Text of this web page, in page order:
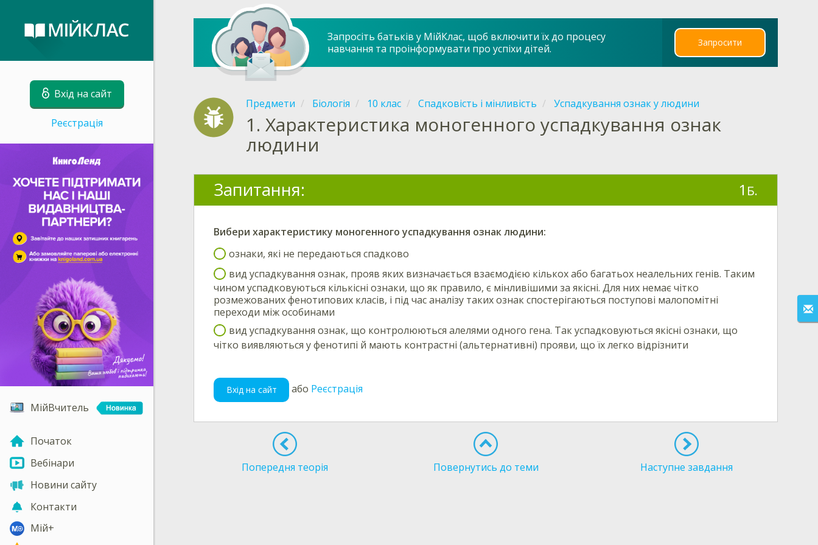
Вхід на сайт
Реєстрація
МійВчитель
Початок
Вебінари
Новини сайту
Контакти
Мій+
Запросіть батьків у МійКлас, щоб включити їх до процесу
навчання та проінформувати про успіхи дітей.
Запросити
Предмети Біологія 10 клас Спадковість і мінливість Успадкування ознак у людини
1. Характеристика моногенного успадкування ознак
людини
Запитання: 1 Б.
Вибери характеристику моногенногоуспадкування ознак людини:
ознаки, які не передаються спадково
вид успадкування ознак, прояв яких визначається взаємодією кількох або багатьох неалельних генів. Таким
чином успадковуються кількісні ознаки, що як правило, є мінливішими за якісні. Для них немає чітко
розмежованих фенотипових класів, і під час аналізу таких ознак спостерігаються поступові малопомітні
переходи між особинами
вид успадкування ознак, що контролюються алелями одного гена. Так успадковуються якісні ознаки, що
чітко виявляються у фенотипі й мають контрастні (альтернативні) прояви, що їх легко відрізнити
Вхід на сайт або Реєстрація
Попередня теорія Повернутись до теми Наступне завдання